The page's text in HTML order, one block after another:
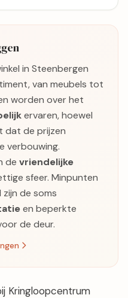
in Steenbergen
van meubels tot
worden over het
ervaren, hoewel
dat de prijzen
verbouwing.
de vriendelijke
sfeer. Minpunten
de soms
en beperkte
de deur.
Kringloopcentrum